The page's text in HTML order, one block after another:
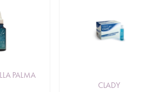
PALMA
CLADY